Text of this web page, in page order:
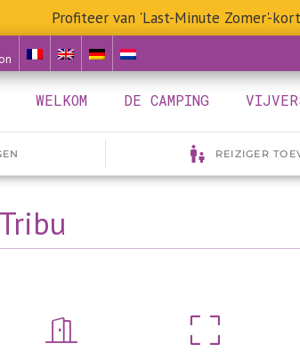
Profiteer van 'Last-Minute Zomer'-
WELKOM DE CAMPING